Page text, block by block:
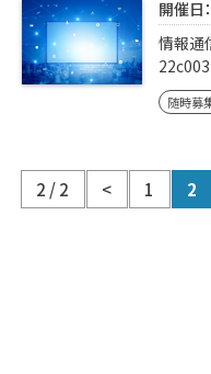
Q&A
メルマガ
開催日
情報通
22c003
随時募
2 / 2 < 1 2